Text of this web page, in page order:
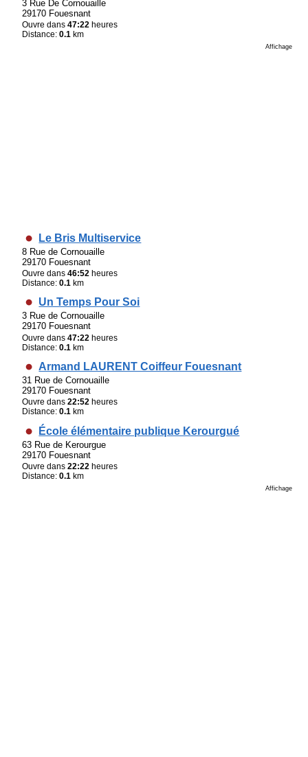
3 Rue De Cornouaille
29170 Fouesnant
Ouvre dans47:22 heures
Distance:0.1 km
Affichage
Le Bris Multiservice
8 Rue de Cornouaille
29170 Fouesnant
Ouvre dans46:52 heures
Distance:0.1 km
Un Temps Pour Soi
3 Rue de Cornouaille
29170 Fouesnant
Ouvre dans47:22 heures
Distance:0.1 km
Armand LAURENT Coiffeur Fouesnant
31 Rue de Cornouaille
29170 Fouesnant
Ouvre dans22:52 heures
Distance:0.1 km
École élémentaire publique Kerourgué
63 Rue de Kerourgue
29170 Fouesnant
Ouvre dans22:22 heures
Distance:0.1 km
Affichage